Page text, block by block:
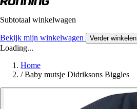
Subtotaal winkelwagen
Bekijk mijn winkelwagen Verder winkelen
Loading...
Home
/ Baby mutsje Didriksons Biggles